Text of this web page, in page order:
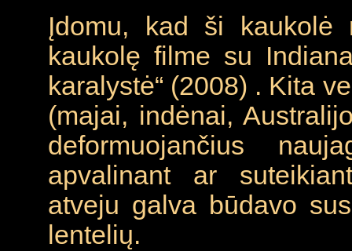
Įdomu, kad ši kaukolė
kaukolę filme su
karalystė“ (2008) . Kita
(majai, indėnai,
deformuojančius
apvalinant ar
atveju galva būdavo
lentelių.